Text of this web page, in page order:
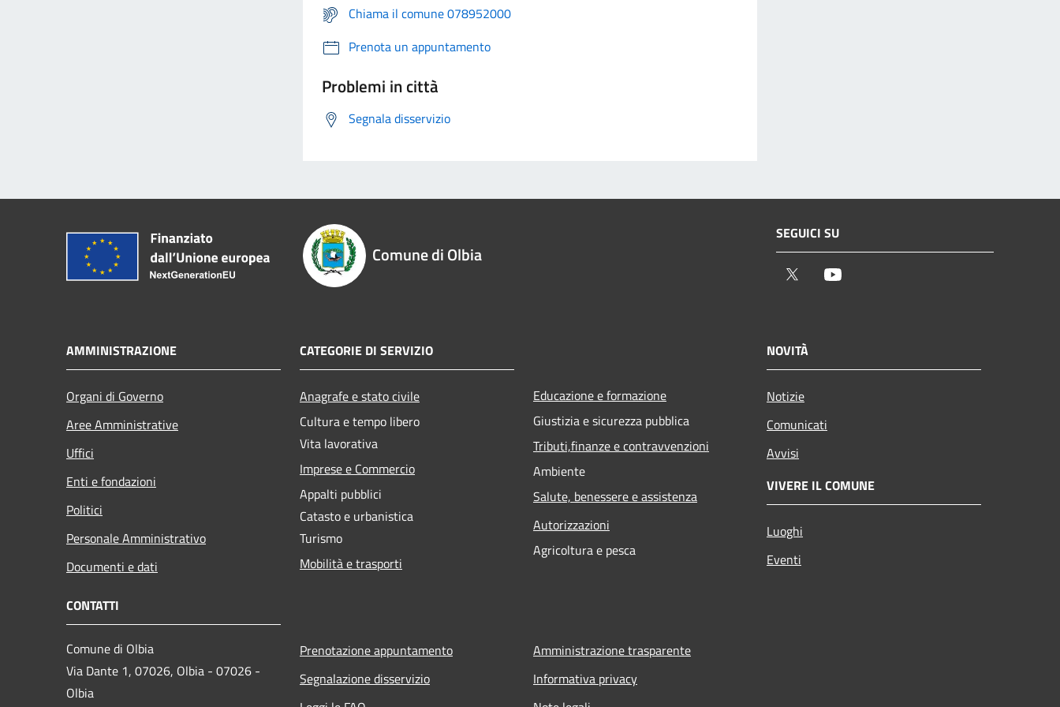
Chiama il comune 078952000
Prenota un appuntamento
Problemi in città
Segnala disservizio
Comune di Olbia
SEGUICI SU
Twitter
AMMINISTRAZIONE
Organi di Governo
Aree Amministrative
Uffici
Enti e fondazioni
Politici
Personale Amministrativo
Documenti e dati
CATEGORIE DI SERVIZIO
Anagrafe e stato civile
Cultura e tempo libero
Vita lavorativa
Imprese e Commercio
Appalti pubblici
Catasto e urbanistica
Turismo
Mobilità e trasporti
Educazione e formazione
Giustizia e sicurezza pubblica
Tributi,finanze e contravvenzioni
Ambiente
Salute, benessere e assistenza
Autorizzazioni
Agricoltura e pesca
NOVITÀ
Notizie
Comunicati
Avvisi
VIVERE IL COMUNE
Luoghi
Eventi
CONTATTI
Comune di Olbia
Via Dante 1, 07026, Olbia - 07026 -
Olbia
Prenotazione appuntamento
Segnalazione disservizio
Amministrazione trasparente
Informativa privacy